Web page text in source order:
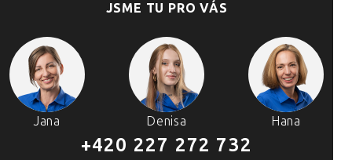
JSME TU PRO VÁS
Jana Denisa Hana
+420 227 272 732